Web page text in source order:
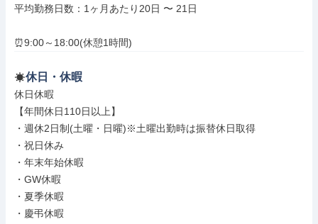
平均勤務日数：1ヶ月あたり20日 〜 21日
⏰9:00～18:00(休憩1時間)
休日・休暇
休日休暇
【年間休日110日以上】
・週休2日制(土曜・日曜)※土曜出勤時は振替休日取得
・祝日休み
・年末年始休暇
・GW休暇
・夏季休暇
・慶弔休暇